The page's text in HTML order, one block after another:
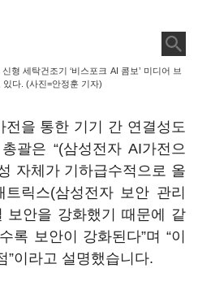
형 세탁건조기 ‘비스포크 AI 콤보’ 미디어 브
다. (사진=안정훈 기자)
전을 통한 기기 간 연결성도
괄은 “(삼성전자 AI가전으
자체가 기하급수적으로 올
릭스(삼성전자 보안 관리
보안을 강화했기 때문에 같
록 보안이 강화된다”며 “이
”이라고 설명했습니다.